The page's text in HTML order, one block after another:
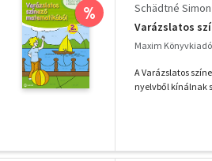
%
Schädtné
Varázslatos
Maxim
A Varázslatos
nyelvből kínálnak